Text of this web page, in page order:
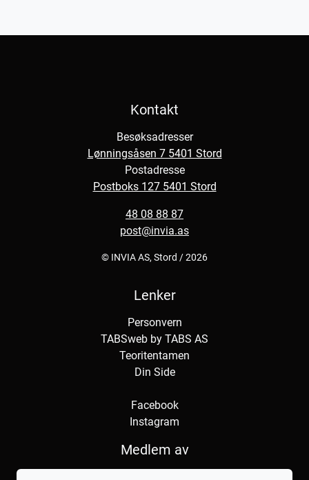
Kontakt
Besøksadresser
Lønningsåsen 7 5401 Stord
Postadresse
Postboks 127 5401 Stord
48 08 88 87
post@invia.as
© INVIA AS, Stord / 2026
Lenker
Personvern
TABSweb by TABS AS
Teoritentamen
Din Side
Facebook
Instagram
Medlem av